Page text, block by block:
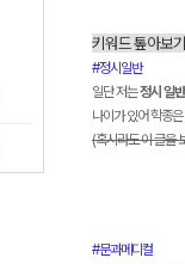
키워드 톺아보기
#정시일반
일단 저는정시 일
나이가 있어 학종
(혹시라도 이 글을
#문과메디컬